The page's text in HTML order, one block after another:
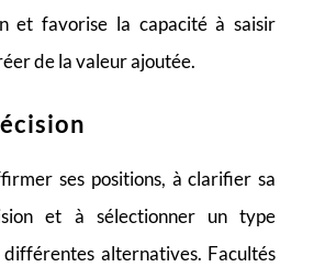
et favorise la capacité à saisir
de la valeur ajoutée.
ses positions, à clarifier sa
et à sélectionner un type
différentes alternatives. Facultés